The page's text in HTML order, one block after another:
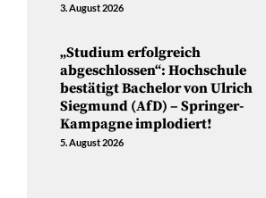
3. August 2026
„Studium erfolgreich
abgeschlossen“: Hochschule
bestätigt Bachelor von Ulrich
Siegmund (AfD) – Springer-
Kampagne implodiert!
5. August 2026